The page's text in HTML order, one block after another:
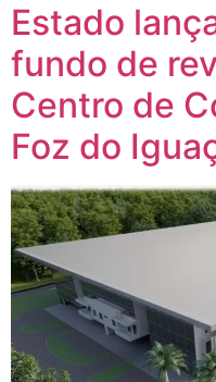
Estado
fundo de
Centro de
Foz do